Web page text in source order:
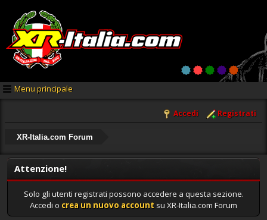
Menu principale
Accedi Registrati
XR-Italia.com Forum
Attenzione!
Solo gli utenti registrati possono accedere a questa sezione.
Accedi o crea un nuovo account su XR-Italia.com Forum